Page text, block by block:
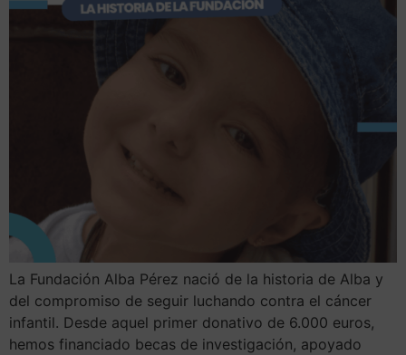
La Fundación Alba Pérez nació de la historia de Alba y
del compromiso de seguir luchando contra el cáncer
infantil. Desde aquel primer donativo de 6.000 euros,
hemos financiado becas de investigación, apoyado